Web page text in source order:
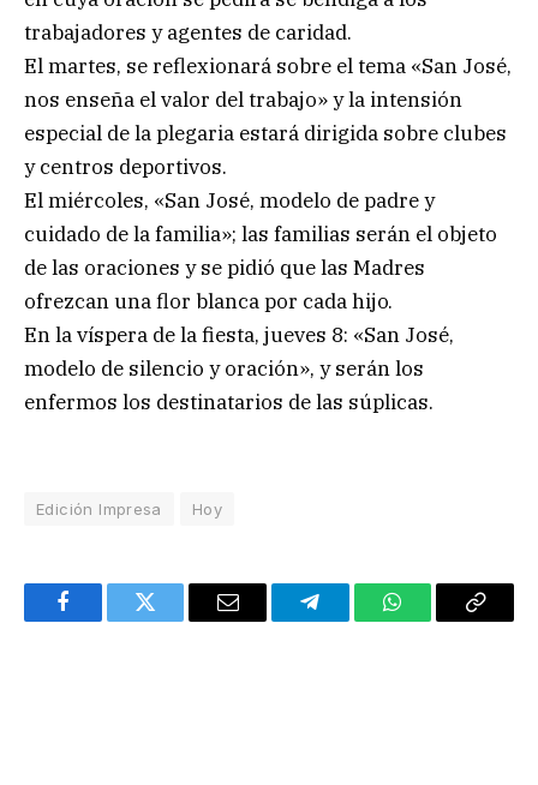
trabajadores y agentes de caridad.
El martes, se reflexionará sobre el tema «San José,
nos enseña el valor del trabajo» y la intensión
especial de la plegaria estará dirigida sobre clubes
y centros deportivos.
El miércoles, «San José, modelo de padre y
cuidado de la familia»; las familias serán el objeto
de las oraciones y se pidió que las Madres
ofrezcan una flor blanca por cada hijo.
En la víspera de la fiesta, jueves 8: «San José,
modelo de silencio y oración», y serán los
enfermos los destinatarios de las súplicas.
Edición Impresa Hoy
FacebookTwitter Email TelegramWhatsAppCopy